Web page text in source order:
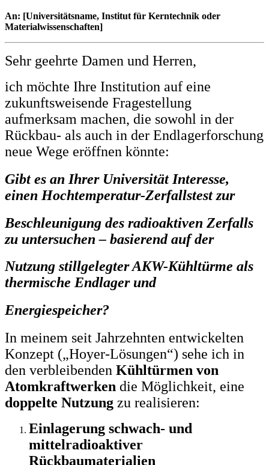
An: [Universitätsname, Institut für Kerntechnik oder
Materialwissenschaften]
Sehr geehrte Damen und Herren,
ich möchte Ihre Institution auf eine
zukunftsweisende Fragestellung
aufmerksam machen, die sowohl in der
Rückbau- als auch in der Endlagerforschung
neue Wege eröffnen könnte:
Gibt es an Ihrer Universität Interesse,
einen Hochtemperatur-Zerfallstest zur
Beschleunigung des radioaktiven Zerfalls
zu untersuchen – basierend auf der
Nutzung stillgelegter AKW-Kühltürme als
thermische Endlager und
Energiespeicher?
In meinem seit Jahrzehnten entwickelten
Konzept („Hoyer-Lösungen“) sehe ich in
den verbleibenden Kühltürmen von
Atomkraftwerken die Möglichkeit, eine
doppelte Nutzung zu realisieren:
Einlagerung schwach- und
mittelradioaktiver
Rückbaumaterialien